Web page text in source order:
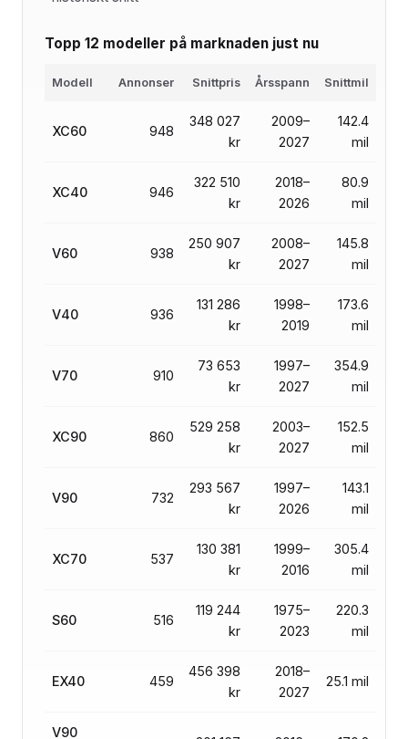
Topp 12 modeller på marknaden just nu
Modell Annonser Snittpris Årsspann Snittmil
XC60 948
348 027
kr
2009–
2027
142.4
mil
XC40 946
322 510
kr
2018–
2026
80.9
mil
V60 938
250 907
kr
2008–
2027
145.8
mil
V40 936
131 286
kr
1998–
2019
173.6
mil
V70 910
73 653
kr
1997–
2027
354.9
mil
XC90 860
529 258
kr
2003–
2027
152.5
mil
V90 732
293 567
kr
1997–
2026
143.1
mil
XC70 537
130 381
kr
1999–
2016
305.4
mil
S60 516
119 244
kr
1975–
2023
220.3
mil
EX40 459
456 398
kr
2018–
2027
25.1 mil
V90